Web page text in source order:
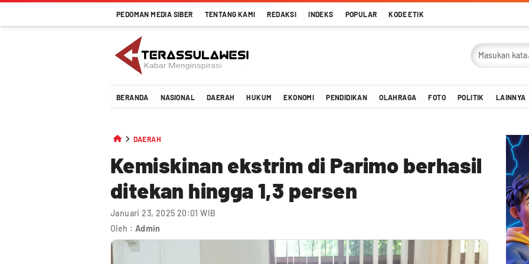
PEDOMAN MEDIA SIBER TENTANG KAMI REDAKSI INDEKS POPULAR KODE ETIK
Terassulawesi
Kabar Menginspirasi
BERANDA NASIONAL DAERAH HUKUM EKONOMI PENDIDIKAN OLAHRAGA FOTO POLITIK LAINNYA
DAERAH
Kemiskinan ekstrim di Parimo berhasil
ditekan hingga 1,3 persen
Januari 23, 2025 20:01 WIB
Oleh : Admin